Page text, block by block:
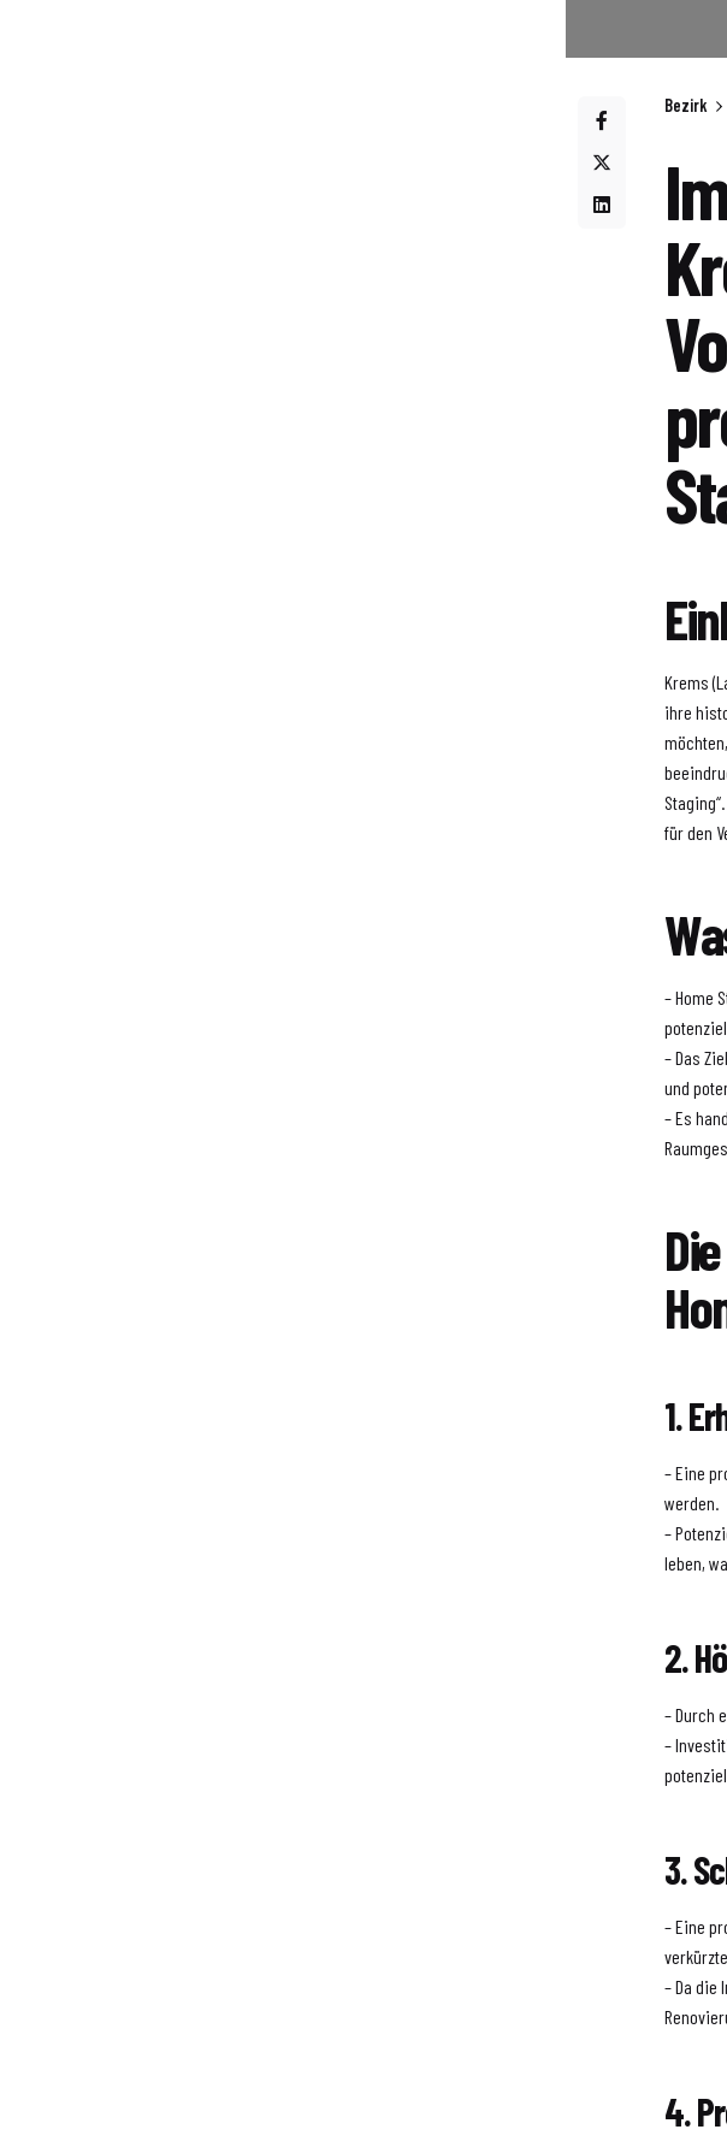
Bezirk
Krems
ihre
für den
– Home
– Das
und
– Es
1.
– Eine
werden.
–
leben,
2.
– Durch
–
3.
– Eine
– Da
4.